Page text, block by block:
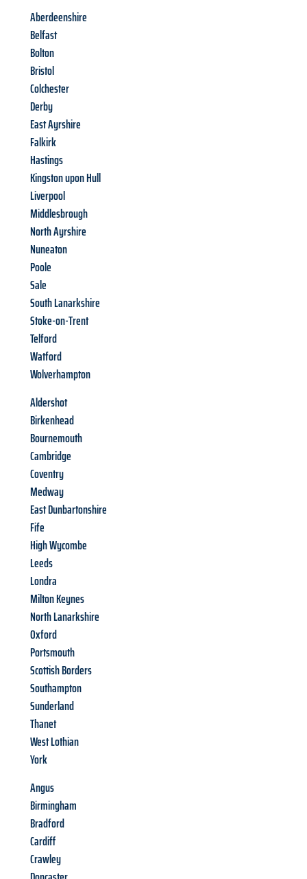
Aberdeenshire
Belfast
Bolton
Bristol
Colchester
Derby
East Ayrshire
Falkirk
Hastings
Kingston upon Hull
Liverpool
Middlesbrough
North Ayrshire
Nuneaton
Poole
Sale
South Lanarkshire
Stoke-on-Trent
Telford
Watford
Wolverhampton
Aldershot
Birkenhead
Bournemouth
Cambridge
Coventry
Medway
East Dunbartonshire
Fife
High Wycombe
Leeds
Londra
Milton Keynes
North Lanarkshire
Oxford
Portsmouth
Scottish Borders
Southampton
Sunderland
Thanet
West Lothian
York
Angus
Birmingham
Bradford
Cardiff
Crawley